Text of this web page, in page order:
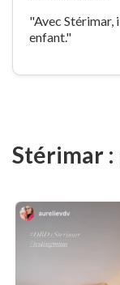
"Avec Stérimar,
enfant."
Stérimar :